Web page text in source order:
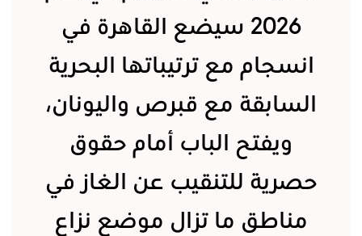
2026 سيضع القاهرة في
انسجام مع ترتيباتها البحرية
السابقة مع قبرص واليونان،
ويفتح الباب أمام حقوق
حصرية للتنقيب عن الغاز في
مناطق ما تزال موضع نزاع